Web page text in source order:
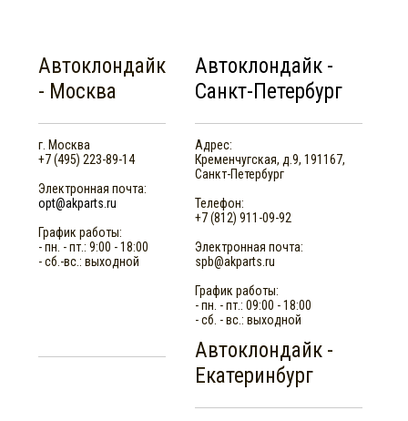
Автоклондайк
- Москва
г. Москва
+7 (495) 223-89-14
Электронная почта:
opt@akparts.ru
График работы:
- пн. - пт.: 9:00 - 18:00
- сб.-вс.: выходной
Автоклондайк -
Санкт-Петербург
Адрес:
Кременчугская, д.9, 191167,
Санкт-Петербург
Телефон:
+7 (812) 911-09-92
Электронная почта:
spb@akparts.ru
График работы:
- пн. - пт.: 09:00 - 18:00
- сб. - вс.: выходной
Автоклондайк -
Екатеринбург